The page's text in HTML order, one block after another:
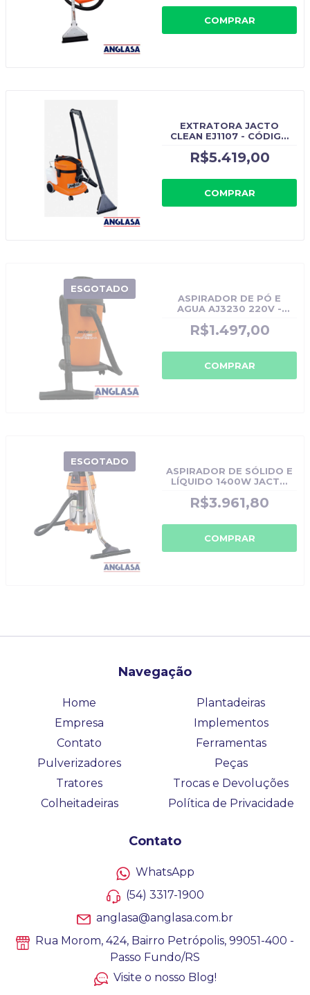
COMPRAR
EXTRATORA JACTO
CLEAN EJ1107 - CÓDIGO
R$5.419,00
COMPRAR
ESGOTADO
ASPIRADOR DE PÓ E
AGUA AJ3230 220V -
AJ3230
R$1.497,00
COMPRAR
ESGOTADO
ASPIRADOR DE SÓLIDO E
LÍQUIDO 1400W JACTO
ORIGINAL: AJ3627
R$3.961,80
COMPRAR
Navegação
Home
Empresa
Contato
Pulverizadores
Tratores
Colheitadeiras
Plantadeiras
Implementos
Ferramentas
Peças
Trocas e Devoluções
Política de Privacidade
Contato
WhatsApp
(54) 3317-1900
anglasa@anglasa.com.br
Rua Morom, 424, Bairro Petrópolis, 99051-400 -
Passo Fundo/RS
Visite o nosso Blog!